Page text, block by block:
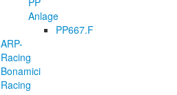
Anlage
PP667.F
ARP-
Racing
Bonamici
Racing